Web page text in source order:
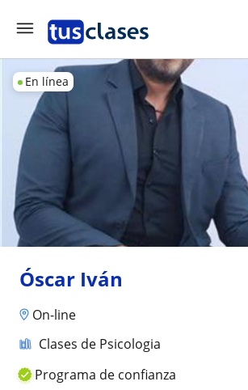
En línea
Óscar Iván
On-line
Clases de Psicologia
Programa de confianza